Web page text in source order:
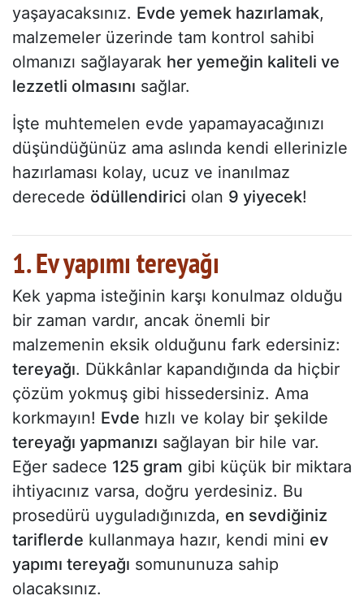
yaşayacaksınız. Evde yemek hazırlamak,
malzemeler üzerinde tam kontrol sahibi
olmanızı sağlayarak her yemeğin kaliteli ve
lezzetli olmasını sağlar.
İşte muhtemelen evde yapamayacağınızı
düşündüğünüz ama aslında kendi ellerinizle
hazırlaması kolay, ucuz ve inanılmaz
derecede ödüllendirici olan 9 yiyecek!
1. Ev yapımı tereyağı
Kek yapma isteğinin karşı konulmaz olduğu
bir zaman vardır, ancak önemli bir
malzemenin eksik olduğunu fark edersiniz:
tereyağı. Dükkânlar kapandığında da hiçbir
çözüm yokmuş gibi hissedersiniz. Ama
korkmayın! Evde hızlı ve kolay bir şekilde
tereyağı yapmanızı sağlayan bir hile var.
Eğer sadece 125 gram gibi küçük bir miktara
ihtiyacınız varsa, doğru yerdesiniz. Bu
prosedürü uyguladığınızda, en sevdiğiniz
tariflerde kullanmaya hazır, kendi mini ev
yapımı tereyağı somununuza sahip
olacaksınız.